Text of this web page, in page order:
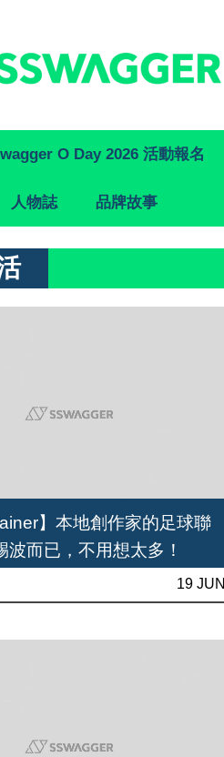
O Day 2026 活動報名
人物誌 品牌故事
】本地創作家的足球聯
波而已，不用想太多！
19 JUN